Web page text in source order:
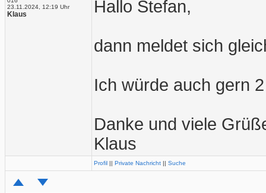
23.11.2024, 12:19 Uhr
Klaus Hallo Stefan,
dann meldet sich
Ich würde auch gern
Danke und viele
Klaus
Profil || Private Nachricht || Suche